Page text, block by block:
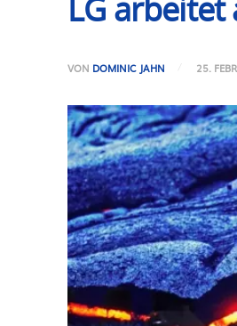
LG arbeitet
VON DOMINIC JAHN 25.